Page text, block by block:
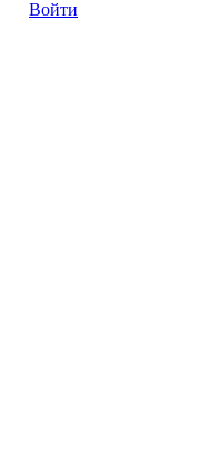
Войти